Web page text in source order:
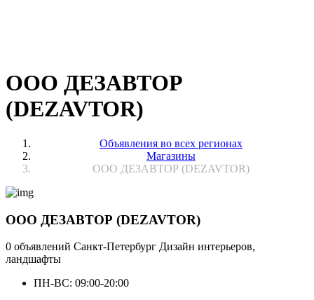
ООО ДЕЗАВТОР
(DEZAVTOR)
Объявления во всех регионах
Магазины
ООО ДЕЗАВТОР (DEZAVTOR)
ООО ДЕЗАВТОР (DEZAVTOR)
0 объявлений Санкт-Петербург Дизайн интерьеров,
ландшафты
ПН-ВС: 09:00-20:00